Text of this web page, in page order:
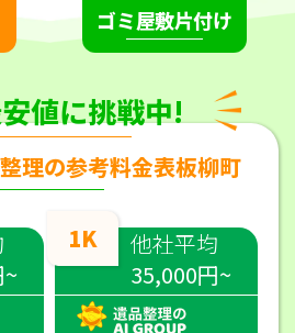
ゴミ屋敷片付け
値に挑戦中!
理の参考料金表板柳町
1K
他社平均
35,000円~